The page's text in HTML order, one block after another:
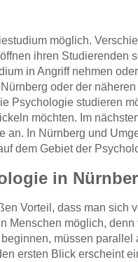
möglich.
ihren Studierenden
in Angriff nehmen
oder der
Psychologie studieren
möchten. Im
an. In Nürnberg und
dem Gebiet der
in
Vorteil, dass man sich
Menschen möglich,
müssen parallel
ersten Blick erscheint